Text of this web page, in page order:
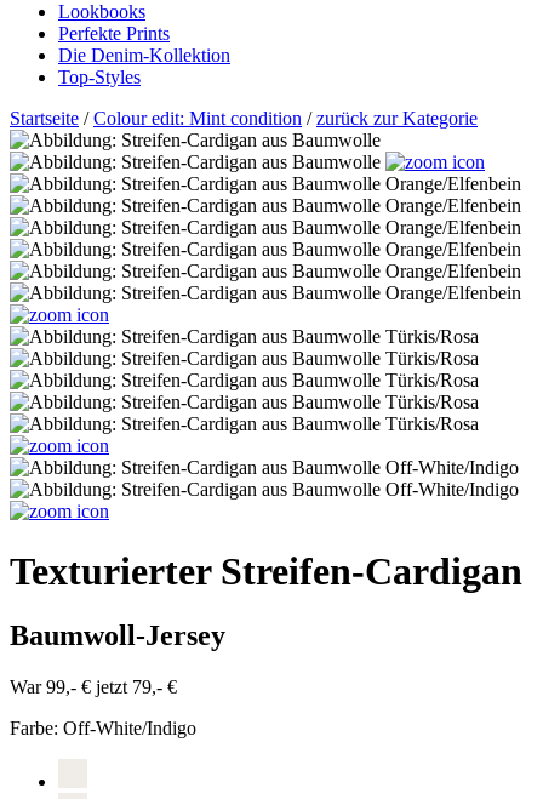
Lookbooks
Perfekte Prints
Die Denim-Kollektion
Top-Styles
Startseite /Colour edit: Mint condition /zurück zur Kategorie
Texturierter Streifen-Cardigan
Baumwoll-Jersey
War 99,- € jetzt 79,- €
Farbe: Off-White/Indigo